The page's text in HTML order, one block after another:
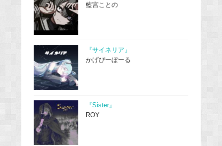
藍宮ことの
『サイネリア』
かげぴーぼーる
『Sister』
ROY